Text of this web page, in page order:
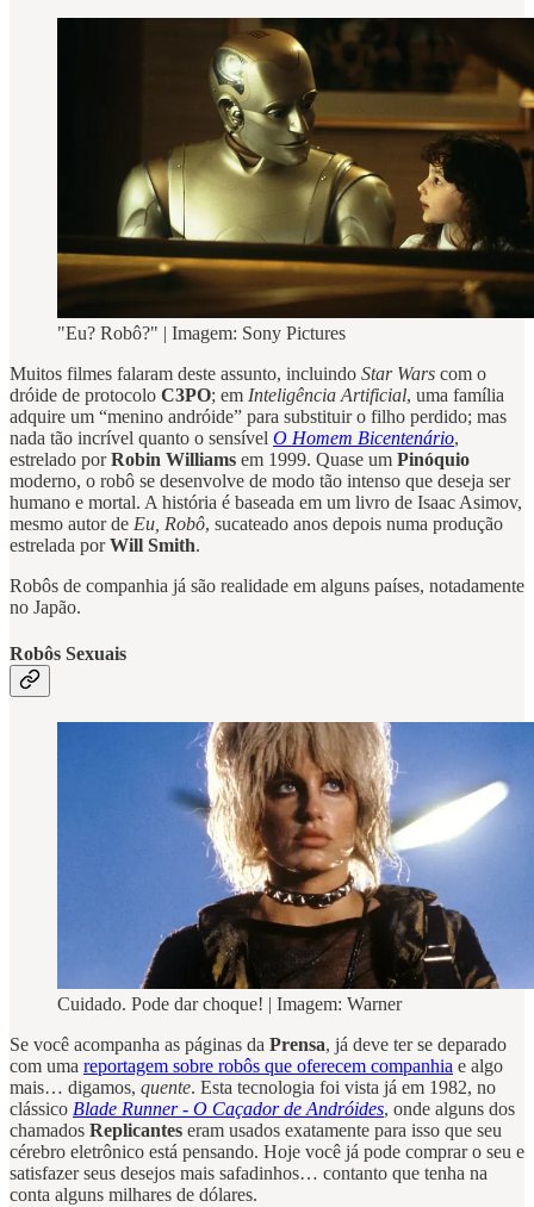
"Eu? Robô?" | Imagem: Sony Pictures
Muitos filmes falaram deste assunto, incluindo Star Wars com o
dróide de protocolo C3PO; em Inteligência Artificial, uma família
adquire um “menino andróide” para substituir o filho perdido; mas
nada tão incrível quanto o sensível O Homem Bicentenário,
estrelado porRobin Williams em 1999. Quase um Pinóquio
moderno, o robô se desenvolve de modo tão intenso que deseja ser
humano e mortal. A história é baseada em um livro de Isaac Asimov,
mesmo autor de Eu, Robô, sucateado anos depois numa produção
estrelada porWill Smith.
Robôs de companhia já são realidade em alguns países, notadamente
no Japão.
Robôs Sexuais
Cuidado. Pode dar choque! | Imagem: Warner
Se você acompanha as páginas da Prensa, já deve ter se deparado
com uma reportagem sobre robôs que oferecem companhia e algo
mais… digamos, quente. Esta tecnologia foi vista já em 1982, no
clássico Blade Runner - O Caçador de Andróides, onde alguns dos
chamados Replicantes eram usados exatamente para isso que seu
cérebro eletrônico está pensando. Hoje você já pode comprar o seu e
satisfazer seus desejos mais safadinhos… contanto que tenha na
conta alguns milhares de dólares.